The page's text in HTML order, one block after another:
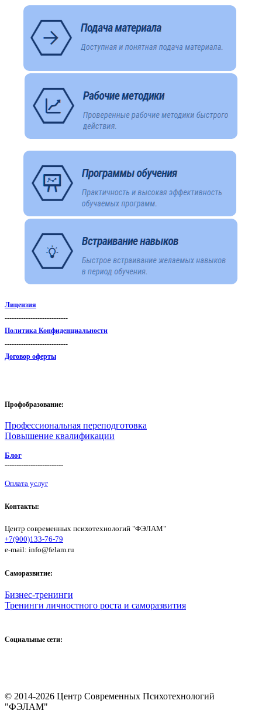
Лицензия
---------------------------
Политика Конфиденциальности
---------------------------
Договор оферты
Профобразование:
Профессиональная переподготовка
Повышение квалификации
Блог
-------------------------
Оплата услуг
Контакты:
Центр современных психотехнологий "ФЭЛАМ"
+7(900)133-76-79
e-mail: info@felam.ru
Саморазвитие:
Бизнес-тренинги
Тренинги личностного роста и саморазвития
Социальные сети:
© 2014-2026 Центр Современных Психотехнологий
"ФЭЛАМ"